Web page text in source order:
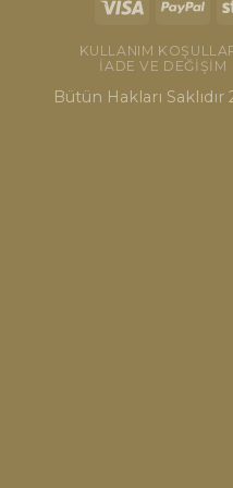
KULLANIM
İADE VE DEĞIŞIM
Bütün Hakları Saklıdır